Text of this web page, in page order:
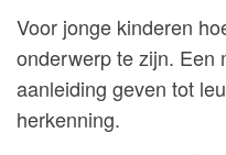
Voor jonge kinderen
onderwerp te zijn. Een
aanleiding geven tot
herkenning.